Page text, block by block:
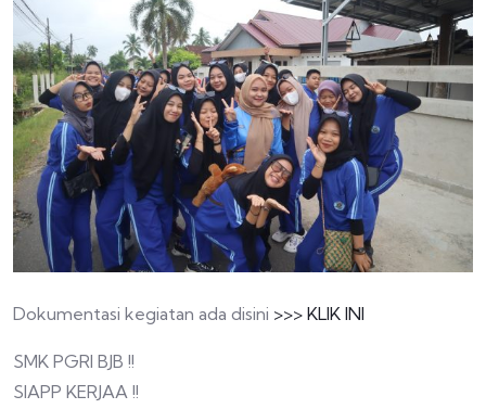
Dokumentasi kegiatan ada disini >>> KLIK INI
SMK PGRI BJB !!
SIAPP KERJAA !!